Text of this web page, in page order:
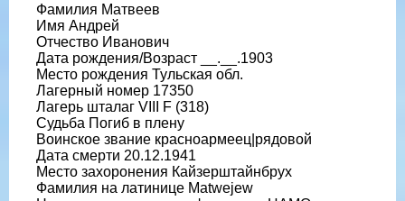
Фамилия Матвеев
Имя Андрей
Отчество Иванович
Дата рождения/Возраст __.__.1903
Место рождения Тульская обл.
Лагерный номер 17350
Лагерь шталаг VIII F (318)
Судьба Погиб в плену
Воинское звание красноармеец|рядовой
Дата смерти 20.12.1941
Место захоронения Кайзерштайнбрух
Фамилия на латинице Matwejew